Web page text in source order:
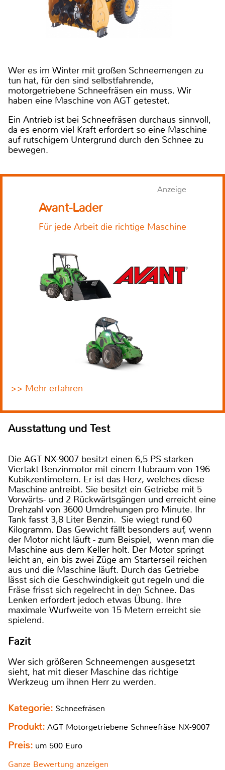
Wer es im Winter mit großen Schneemengen zu
tun hat, für den sind selbstfahrende,
motorgetriebene Schneefräsen ein muss. Wir
haben eine Maschine von AGT getestet.
Ein Antrieb ist bei Schneefräsen durchaus sinnvoll,
da es enorm viel Kraft erfordert so eine Maschine
auf rutschigem Untergrund durch den Schnee zu
bewegen.
Anzeige
Avant-Lader
Für jede Arbeit die richtige Maschine
>> Mehr erfahren
Ausstattung und Test
Die AGT NX-9007 besitzt einen 6,5 PS starken
Viertakt-Benzinmotor mit einem Hubraum von 196
Kubikzentimetern. Er ist das Herz, welches diese
Maschine antreibt. Sie besitzt ein Getriebe mit 5
Vorwärts- und 2 Rückwärtsgängen und erreicht eine
Drehzahl von 3600 Umdrehungen pro Minute. Ihr
Tank fasst 3,8 Liter Benzin. Sie wiegt rund 60
Kilogramm. Das Gewicht fällt besonders auf, wenn
der Motor nicht läuft - zum Beispiel, wenn man die
Maschine aus dem Keller holt. Der Motor springt
leicht an, ein bis zwei Züge am Starterseil reichen
aus und die Maschine läuft. Durch das Getriebe
lässt sich die Geschwindigkeit gut regeln und die
Fräse frisst sich regelrecht in den Schnee. Das
Lenken erfordert jedoch etwas Übung. Ihre
maximale Wurfweite von 15 Metern erreicht sie
spielend.
Fazit
Wer sich größeren Schneemengen ausgesetzt
sieht, hat mit dieser Maschine das richtige
Werkzeug um ihnen Herr zu werden.
Kategorie: Schneefräsen
Produkt: AGT Motorgetriebene Schneefräse NX-9007
Preis: um 500 Euro
Ganze Bewertung anzeigen